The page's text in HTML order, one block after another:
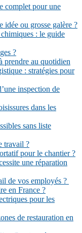
complet pour une
idée ou grosse galère ?
: le guide
?
prendre au quotidien
: stratégies pour
inspection de
dans les
sans liste
travail ?
pour le chantier ?
une réparation
de vos employés ?
en France ?
pour les
de restauration en